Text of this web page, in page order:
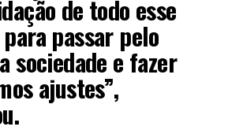
de todo esse
passar pelo
sociedade e fazer
ajustes”,